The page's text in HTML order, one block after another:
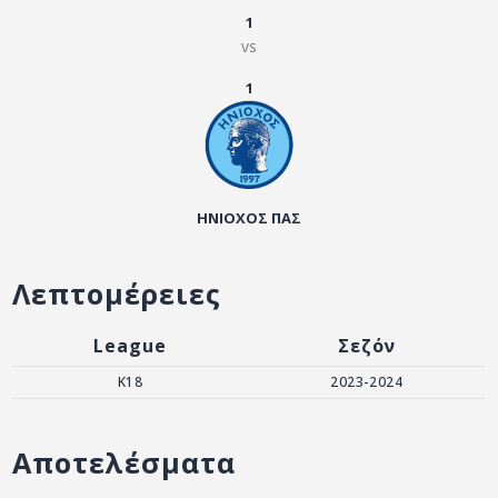
1
vs
1
ΗΝΙΟΧΟΣ ΠΑΣ
Λεπτομέρειες
League Σεζόν
K18 2023-2024
Αποτελέσματα